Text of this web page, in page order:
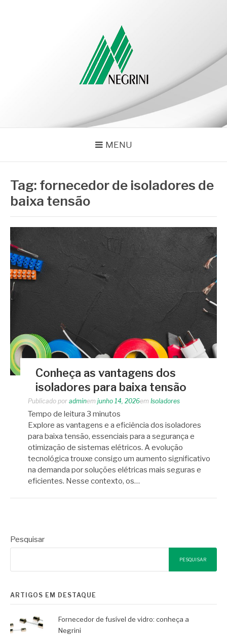
MENU
Tag: fornecedor de isoladores de
baixa tensão
Conheça as vantagens dos
isoladores para baixa tensão
Publicado por adminem junho 14, 2026em Isoladores
Tempo de leitura 3 minutos
Explore as vantagens e a eficiência dos isoladores
para baixa tensão, essenciais para a segurança e
otimização de sistemas elétricos. A evolução
tecnológica trouxe consigo um aumento significativo
na demanda por soluções elétricas mais seguras e
eficientes. Nesse contexto, os…
Pesquisar
PESQUISAR
ARTIGOS EM DESTAQUE
Fornecedor de fusível de vidro: conheça a
Negrini